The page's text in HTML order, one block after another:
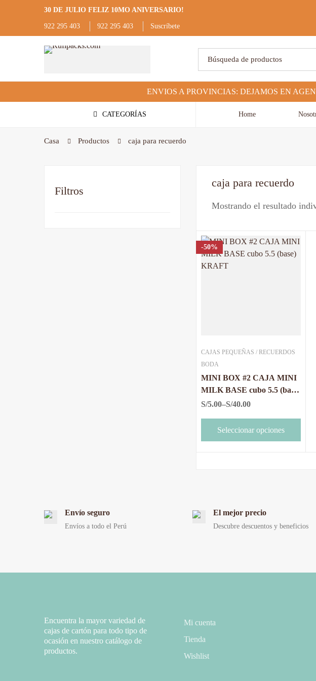
30 DE JULIO FELIZ 10MO ANIVERSARIO!
922 295 403 922 295 403 Suscríbete
CATEGORÍAS Home
Casa Productos caja para recuerdo
Filtros
caja para recuerdo
Mostrando el resultado
-50%
CAJAS PEQUEÑAS / RECUERDOS
BODA
MINI BOX #2 CAJA MINI
MILK BASE cubo 5.5 (base)
KRAFT
S/5.00–S/40.00
Seleccionar opciones
Envío seguro
Envíos a todo el Perú
El mejor precio
Descubre descuentos y beneficios
Encuentra la mayor variedad de
cajas de cartón para todo tipo de
ocasión en nuestro catálogo de
productos.
Mi cuenta
Tienda
Wishlist